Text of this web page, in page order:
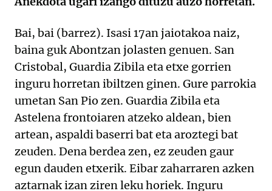
Bai, bai (barrez). Isasi 17an jaiotakoa naiz,
baina guk Abontzan jolasten genuen. San
Cristobal, Guardia Zibila eta etxe gorrien
inguru horretan ibiltzen ginen. Gure parrokia
umetan San Pio zen. Guardia Zibila eta
Astelena frontoiaren atzeko aldean, bien
artean, aspaldi baserri bat eta aroztegi bat
zeuden. Dena berdea zen, ez zeuden gaur
egun dauden etxerik. Eibar zaharraren azken
aztarnak izan ziren leku horiek. Inguru